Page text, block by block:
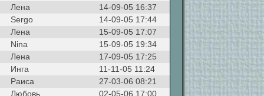
Лена
14-09-05 16:37
Sergo
14-09-05 17:44
Лена
15-09-05 17:07
Nina
15-09-05 19:34
Лена
17-09-05 17:25
Инга
11-11-05 11:24
Раиса
27-03-06 08:21
Любовь
02-05-06 17:00